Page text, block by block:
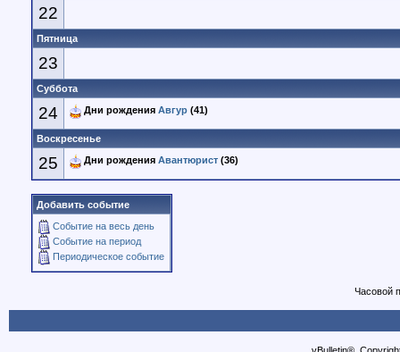
22
Пятница
23
Суббота
24 Дни рождения Авгур (41)
Воскресенье
25 Дни рождения Авантюрист (36)
Добавить событие
Событие на весь день
Событие на период
Периодическое событие
Часовой